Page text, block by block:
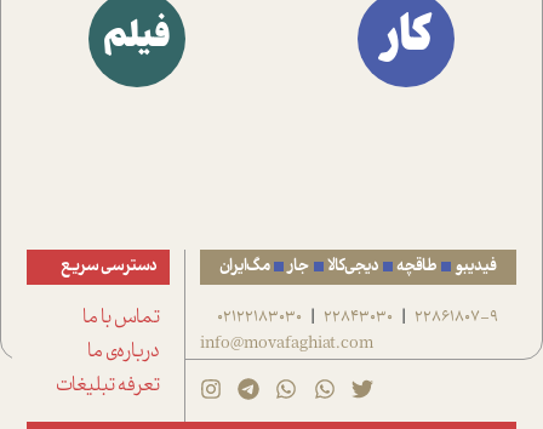
کار فیلم
فیدیبو طاقچه دیجی‌کالا جار مگ‌ایران
22861807-9
|
22843030
|
02122183030
info@movafaghiat.com
دسترسی سریع
تماس با ما
درباره‌ی ما
تعرفه تبلیغات